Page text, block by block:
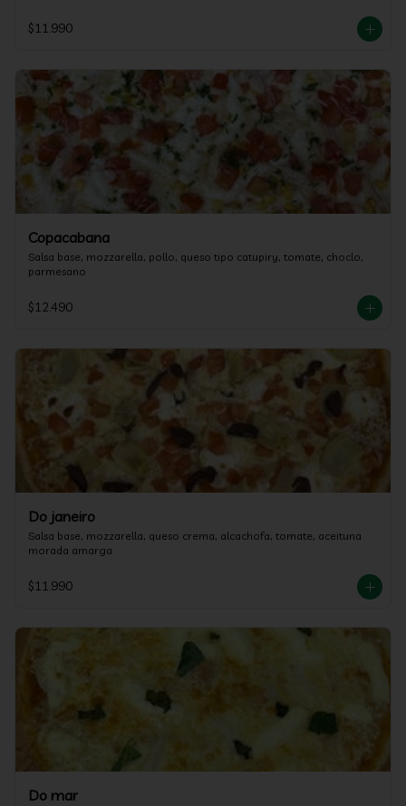
$11.990
Copacabana
Salsa base, mozzarella, pollo, queso tipo catupiry, tomate, choclo,
parmesano
$12.490
Do janeiro
Salsa base, mozzarella, queso crema, alcachofa, tomate, aceituna
morada amarga
$11.990
Do mar